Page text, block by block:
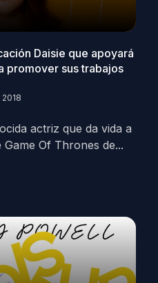
Daisie que apoyará
promover sus trabajos
actriz que da vida a
Of Thrones de...